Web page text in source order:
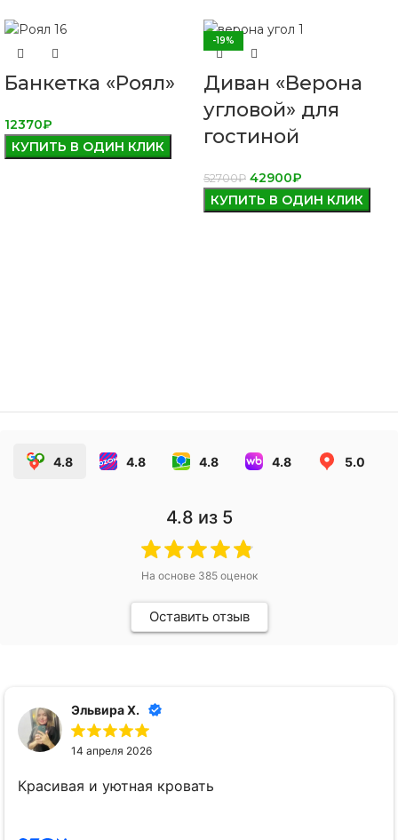
Банкетка «Роял»
12370₽
КУПИТЬ В ОДИН КЛИК
-19%
Диван «Верона
угловой» для
гостиной
52700₽ 42900₽
КУПИТЬ В ОДИН КЛИК
4.8 4.8 4.8 4.8 5.0
4.8 из 5
На основе 385оценок
Оставить отзыв
Эльвира Х.
14 апреля 2026
Красивая и уютная кровать